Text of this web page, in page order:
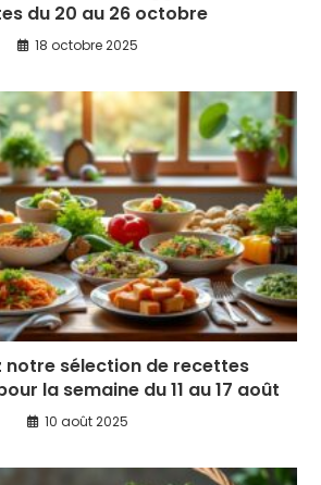
du 20 au 26 octobre
18 octobre 2025
notre sélection de recettes
la semaine du 11 au 17 août
10 août 2025